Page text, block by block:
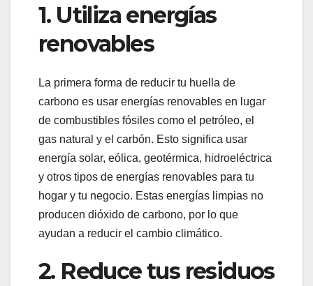
1. Utiliza energías
renovables
La primera forma de reducir tu huella de
carbono es usar energías renovables en lugar
de combustibles fósiles como el petróleo, el
gas natural y el carbón. Esto significa usar
energía solar, eólica, geotérmica, hidroeléctrica
y otros tipos de energías renovables para tu
hogar y tu negocio. Estas energías limpias no
producen dióxido de carbono, por lo que
ayudan a reducir el cambio climático.
2. Reduce tus residuos